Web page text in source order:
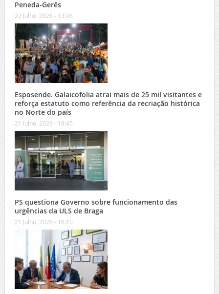
Peneda-Gerês
22 Julho, 2026 - 13:45
Esposende. Galaicofolia atrai mais de 25 mil visitantes e
reforça estatuto como referência da recriação histórica
no Norte do país
21 Julho, 2026 - 18:45
PS questiona Governo sobre funcionamento das
urgências da ULS de Braga
21 Julho, 2026 - 16:10